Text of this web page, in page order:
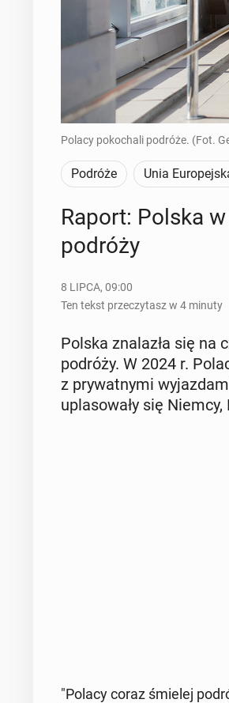
Polacy pokochali podróże. (Fot.
Podróże Unia
Raport: Polska
podróży
8 LIPCA, 09:00
Ten tekst przeczytasz w 4 minuty
Polska zna­la­zła się na
podróży. W 2024 r.
z pry­wat­ny­mi
upla­so­wa­ły się
"Polacy coraz śmielej